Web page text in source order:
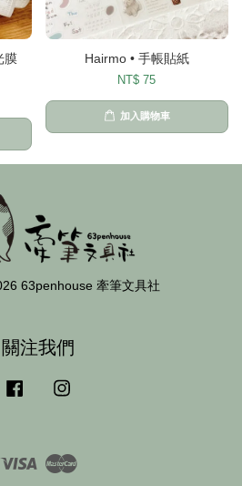
膜
Hairmo • 手帳貼紙
NT$ 75
加入購物車
63penhouse 牽筆文具社
關注我們
Facebook
Visa Master